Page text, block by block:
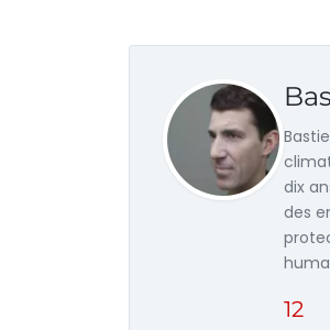
dix
des
12